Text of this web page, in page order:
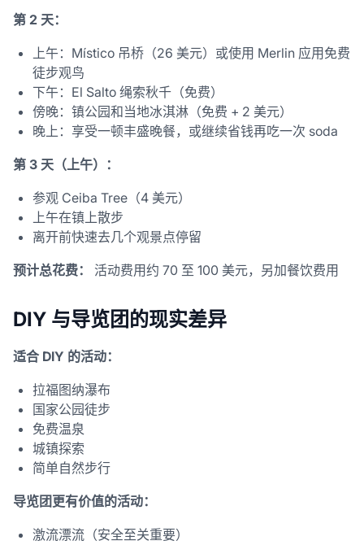
第 2 天：
上午：Místico 吊桥（26 美元）或使用 Merlin 应用免费
徒步观鸟
下午：El Salto 绳索秋千（免费）
傍晚：镇公园和当地冰淇淋（免费 + 2 美元）
晚上：享受一顿丰盛晚餐，或继续省钱再吃一次 soda
第 3 天（上午）：
参观 Ceiba Tree（4 美元）
上午在镇上散步
离开前快速去几个观景点停留
预计总花费： 活动费用约 70 至 100 美元，另加餐饮费用
DIY 与导览团的现实差异
适合 DIY 的活动：
拉福图纳瀑布
国家公园徒步
免费温泉
城镇探索
简单自然步行
导览团更有价值的活动：
激流漂流（安全至关重要）